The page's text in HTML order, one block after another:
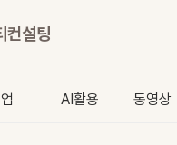
컨설팅
AI활용 동영상